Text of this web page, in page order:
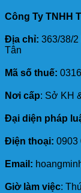
Công Ty TNHH
Địa chỉ: 363/38/
Tân
Mã số thuế:
Nơi cấp: Sở KH
Đại diện pháp
Điện thoại: 0903
Email:
Giờ làm việc: